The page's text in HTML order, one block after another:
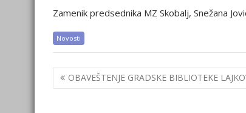
Zamenik predsednika MZ Skobalj, Snežana
Novosti
Post
navigation
OBAVEŠTENJE GRADSKE BIBLIOTEKE